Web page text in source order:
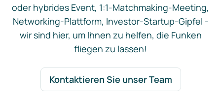
oder hybrides Event, 1:1-Matchmaking-Meeting,
Networking-Plattform, Investor-Startup-Gipfel -
wir sind hier, um Ihnen zu helfen, die Funken
fliegen zu lassen!
Kontaktieren Sie unser Team